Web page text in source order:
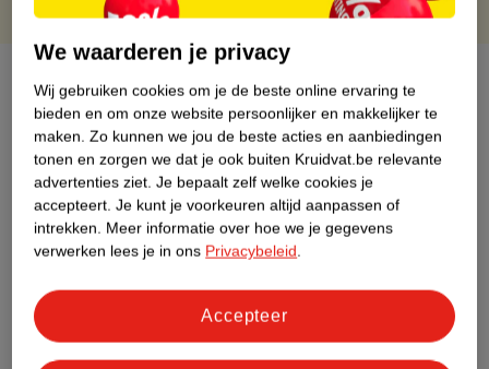
Over dit product
Productinformatie
Etiketinformatie
Nature Impact Score
Dit product heeft (nog) geen Nature
Impact Score.
We waarderen je privacy
Wij gebruiken cookies om je de beste online ervaring te
bieden en om onze website persoonlijker en makkelijker te
maken. Zo kunnen we jou de beste acties en aanbiedingen
tonen en zorgen we dat je ook buiten Kruidvat.be relevante
advertenties ziet. Je bepaalt zelf welke cookies je
accepteert. Je kunt je voorkeuren altijd aanpassen of
intrekken. Meer informatie over hoe we je gegevens
verwerken lees je in ons Privacybeleid.
Accepteer